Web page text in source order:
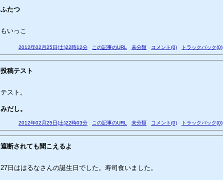
ふたつ
もいっこ
2012年02月25日(土)22時12分 この記事のURL 未分類 コメント(0) トラックバック(0)
投稿テスト
テスト。
みだし。
2012年02月25日(土)22時03分 この記事のURL 未分類 コメント(0) トラックバック(0)
遮断されても聞こえるよ
27日ははるなさんの誕生日でした。寿司食いました。